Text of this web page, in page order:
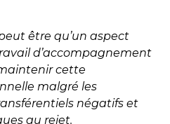
être qu’un aspect
d’accompagnement
cette
malgré les
négatifs et
au rejet.